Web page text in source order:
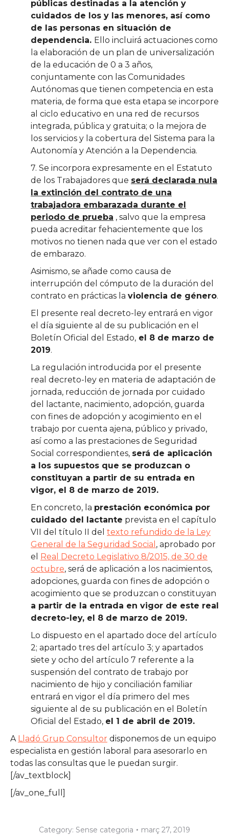
públicas destinadas a la atención y
cuidados de los y las menores, así como
de las personas en situación de
dependencia. Ello incluirá actuaciones como
la elaboración de un plan de universalización
de la educación de 0 a 3 años,
conjuntamente con las Comunidades
Autónomas que tienen competencia en esta
materia, de forma que esta etapa se incorpore
al ciclo educativo en una red de recursos
integrada, pública y gratuita; o la mejora de
los servicios y la cobertura del Sistema para la
Autonomía y Atención a la Dependencia.
7. Se incorpora expresamente en el Estatuto
de los Trabajadores que será declarada nula
la extinción del contrato de una
trabajadora embarazada durante el
periodo de prueba , salvo que la empresa
pueda acreditar fehacientemente que los
motivos no tienen nada que ver con el estado
de embarazo.
Asimismo, se añade como causa de
interrupción del cómputo de la duración del
contrato en prácticas la violencia de género.
El presente real decreto-ley entrará en vigor
el día siguiente al de su publicación en el
Boletín Oficial del Estado, el 8 de marzo de
2019.
La regulación introducida por el presente
real decreto-ley en materia de adaptación de
jornada, reducción de jornada por cuidado
del lactante, nacimiento, adopción, guarda
con fines de adopción y acogimiento en el
trabajo por cuenta ajena, público y privado,
así como a las prestaciones de Seguridad
Social correspondientes, será de aplicación
a los supuestos que se produzcan o
constituyan a partir de su entrada en
vigor, el 8 de marzo de 2019.
En concreto, la prestación económica por
cuidado del lactante prevista en el capítulo
VII del título II del texto refundido de la Ley
General de la Seguridad Social , aprobado por
el Real Decreto Legislativo 8/2015, de 30 de
octubre, será de aplicación a los nacimientos,
adopciones, guarda con fines de adopción o
acogimiento que se produzcan o constituyan
a partir de la entrada en vigor de este real
decreto-ley, el 8 de marzo de 2019.
Lo dispuesto en el apartado doce del artículo
2; apartado tres del artículo 3; y apartados
siete y ocho del artículo 7 referente a la
suspensión del contrato de trabajo por
nacimiento de hijo y conciliación familiar
entrará en vigor el día primero del mes
siguiente al de su publicación en el Boletín
Oficial del Estado, el 1 de abril de 2019.
A Lladó Grup Consultor disponemos de un equipo
especialista en gestión laboral para asesorarlo en
todas las consultas que le puedan surgir.
[/av_textblock]
[/av_one_full]
Category: Sense categoria març 27, 2019